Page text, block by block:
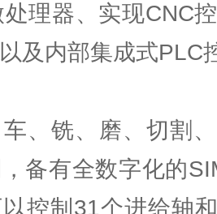
理器、实现CNC
及内部集成式PLC
、铣、磨、切割
备有全数字化的
控制31个进给轴